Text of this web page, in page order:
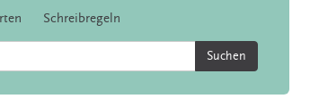
Schreibregeln
Suchen